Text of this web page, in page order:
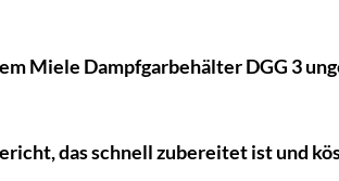
Miele Dampfgarbehälter DGG 3
das schnell zubereitet ist und